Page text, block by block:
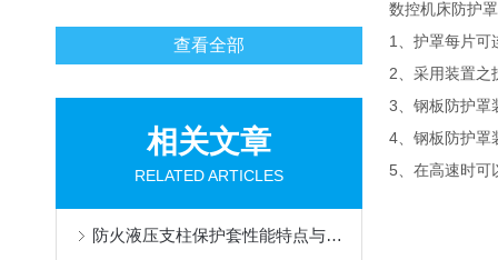
查看全部
相关文章
RELATED ARTICLES
防火液压支柱保护套性能特点与阻燃防护应用
数控机床防护
1 、护罩每片可
2、采用装置之
3、钢板防护罩
4、钢板防护罩
5、在高速时